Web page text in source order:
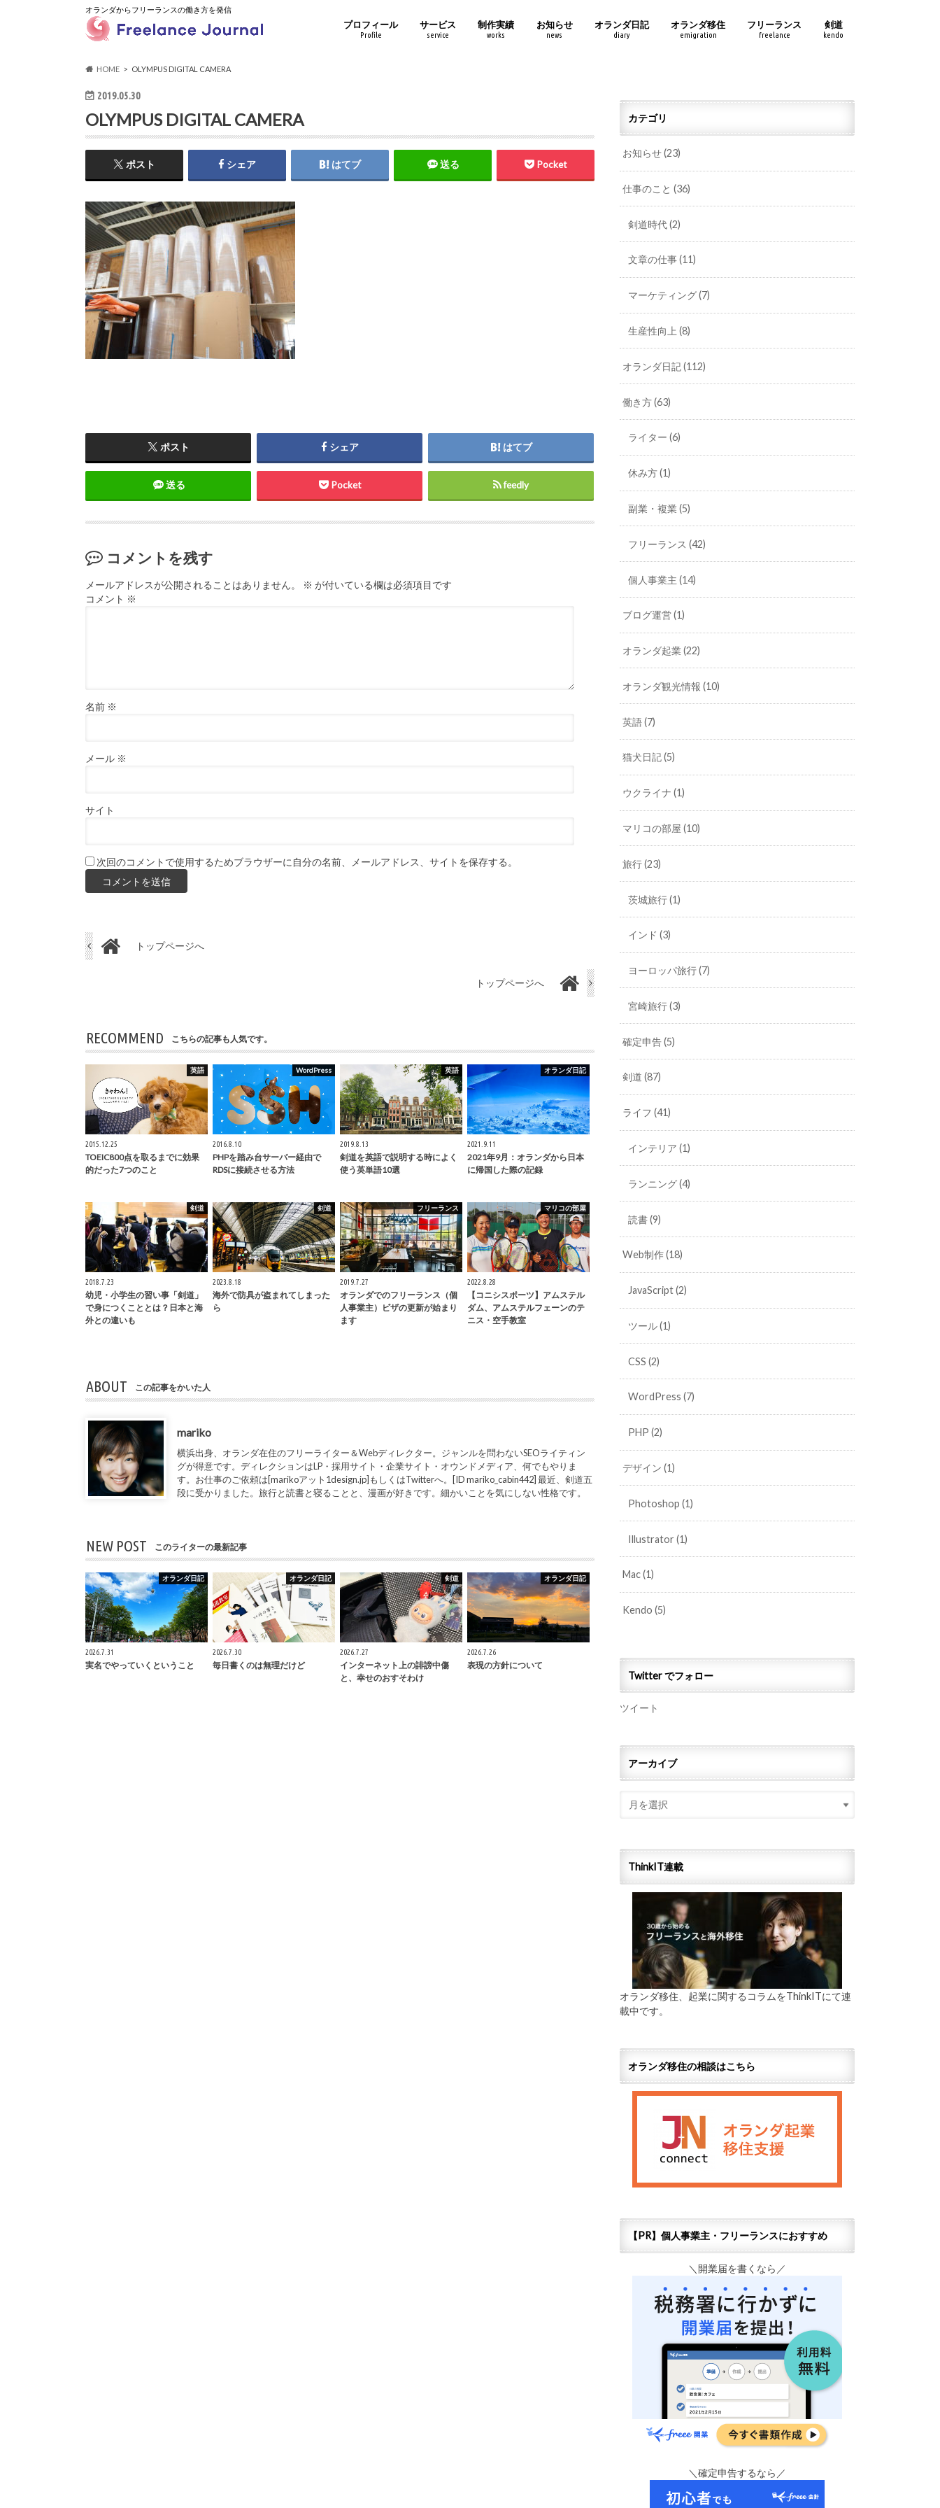
オランダからフリーランスの働き方を発信
プロフィール
Profile
サービス
service
制作実績
works
お知らせ
news
オランダ日記
diary
オランダ移住
emigration
フリーランス
freelance
剣道
kendo
HOME OLYMPUS DIGITAL CAMERA
2019.05.30
OLYMPUS DIGITAL CAMERA
ポスト シェア はてブ 送る Pocket
ポスト シェア はてブ
送る Pocket feedly
コメントを残す
メールアドレスが公開されることはありません。 ※ が付いている欄は必須項目です
コメント ※
名前 ※
メール ※
サイト
次回のコメントで使用するためブラウザーに自分の名前、メールアドレス、サイトを保存する。
トップページへ
トップページへ
RECOMMEND こちらの記事も人気です。
英語
2015.12.25
TOEIC800点を取るまでに効果
的だった7つのこと
WordPress
2016.8.10
PHPを踏み台サーバー経由で
RDSに接続させる方法
英語
2019.8.13
剣道を英語で説明する時によく
使う英単語10選
オランダ日記
2021.9.11
2021年9月：オランダから日本
に帰国した際の記録
剣道
2018.7.23
幼児・小学生の習い事「剣道」
で身につくこととは？日本と海
外との違いも
剣道
2023.8.18
海外で防具が盗まれてしまった
ら
フリーランス
2019.7.27
オランダでのフリーランス（個
人事業主）ビザの更新が始まり
ます
マリコの部屋
2022.8.28
【コニシスポーツ】アムステル
ダム、アムステルフェーンのテ
ニス・空手教室
ABOUT この記事をかいた人
mariko
横浜出身、オランダ在住のフリーライター＆Webディレクター。ジャンルを問わないSEOライティン
グが得意です。ディレクションはLP・採用サイト・企業サイト・オウンドメディア、何でもやりま
す。お仕事のご依頼は[marikoアット1design.jp]もしくはTwitterへ。[ID mariko_cabin442] 最近、剣道五
段に受かりました。旅行と読書と寝ることと、漫画が好きです。細かいことを気にしない性格です。
NEW POST このライターの最新記事
オランダ日記
2026.7.31
実名でやっていくということ
オランダ日記
2026.7.30
毎日書くのは無理だけど
剣道
2026.7.27
インターネット上の誹謗中傷
と、幸せのおすそわけ
オランダ日記
2026.7.26
表現の方針について
カテゴリ
お知らせ(23)
仕事のこと(36)
剣道時代(2)
文章の仕事(11)
マーケティング(7)
生産性向上 (8)
オランダ日記(112)
働き方(63)
ライター (6)
休み方(1)
副業・複業 (5)
フリーランス (42)
個人事業主 (14)
ブログ運営(1)
オランダ起業(22)
オランダ観光情報(10)
英語(7)
猫犬日記(5)
ウクライナ(1)
マリコの部屋(10)
旅行(23)
茨城旅行(1)
インド (3)
ヨーロッパ旅行(7)
宮崎旅行(3)
確定申告(5)
剣道(87)
ライフ(41)
インテリア (1)
ランニング(4)
読書(9)
Web制作(18)
JavaScript(2)
ツール(1)
CSS (2)
WordPress (7)
PHP (2)
デザイン(1)
Photoshop (1)
Illustrator (1)
Mac(1)
Kendo(5)
Twitter でフォロー
ツイート
アーカイブ
ThinkIT連載
オランダ移住、起業に関するコラムをThinkITにて連
載中です。
オランダ移住の相談はこちら
【PR】個人事業主・フリーランスにおすすめ
＼開業届を書くなら／
＼確定申告するなら／